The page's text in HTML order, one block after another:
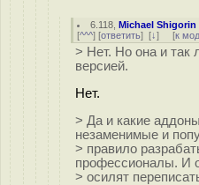
6.118 ,Michael Shigorin
[^^^] [ответить] [↓] [к
> Нет. Но она и так
версией.
Нет.
> Да и какие
незаменимые и
> правило
профессионалы. И
> осилят